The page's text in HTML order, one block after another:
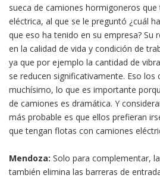
sueca de camiones hormigoneros
eléctrica, al que se le preguntó ¿cuál
que eso ha tenido en su empresa? Su
en la calidad de vida y condición de
ya que por ejemplo la cantidad de
se reducen significativamente. Eso
muchísimo, lo que es importante
de camiones es dramática. Y
más probable es que ellos prefieran
que tengan flotas con camiones
Mendoza: Solo para complementar,
también elimina las barreras de